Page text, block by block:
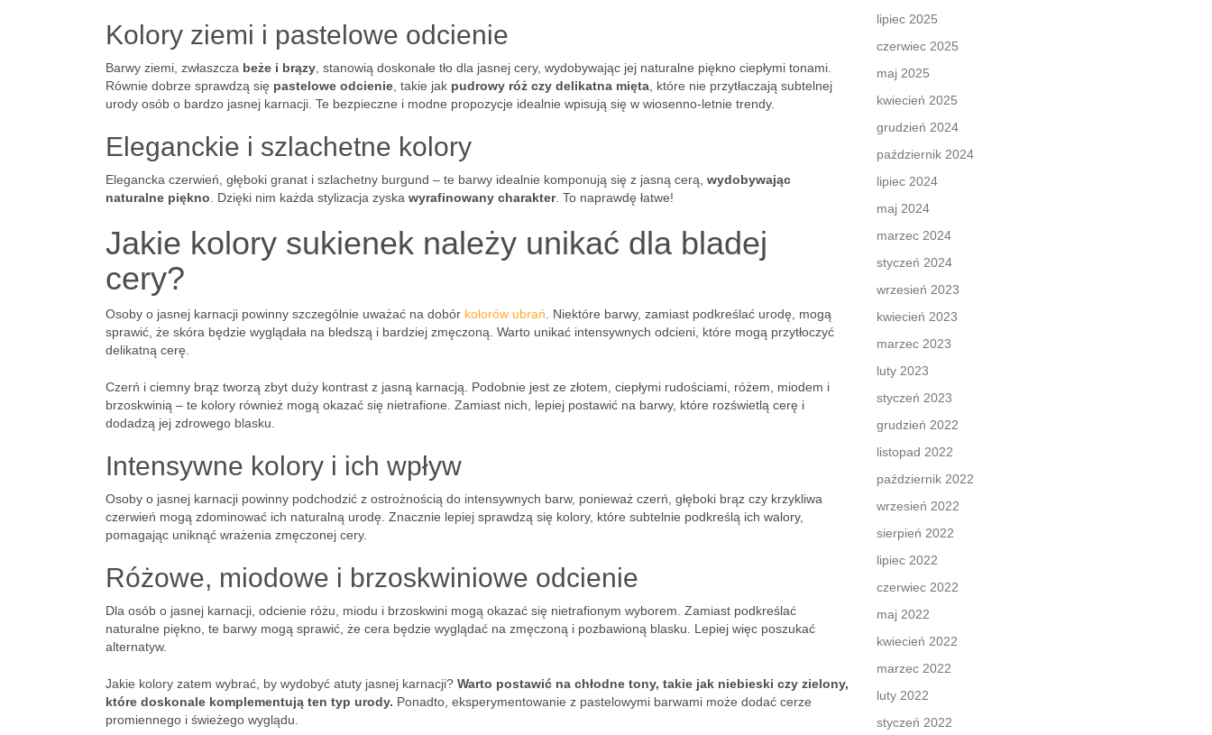
Kolory ziemi i pastelowe odcienie
Barwy ziemi, zwłaszcza beże i brązy , stanowią doskonałe tło dla jasnej cery, wydobywając jej naturalne piękno ciepłymi tonami.
Równie dobrze sprawdzą się pastelowe odcienie , takie jak pudrowy róż czy delikatna mięta , które nie przytłaczają subtelnej
urody osób o bardzo jasnej karnacji. Te bezpieczne i modne propozycje idealnie wpisują się w wiosenno-letnie trendy.
Eleganckie i szlachetne kolory
Elegancka czerwień, głęboki granat i szlachetny burgund – te barwy idealnie komponują się z jasną cerą, wydobywając
naturalne piękno . Dzięki nim każda stylizacja zyska wyrafinowany charakter. To naprawdę łatwe!
Jakie kolory sukienek należy unikać dla bladej
cery?
Osoby o jasnej karnacji powinny szczególnie uważać na dobór kolorów ubrań . Niektóre barwy, zamiast podkreślać urodę, mogą
sprawić, że skóra będzie wyglądała na bledszą i bardziej zmęczoną. Warto unikać intensywnych odcieni, które mogą przytłoczyć
delikatną cerę.
Czerń i ciemny brąz tworzą zbyt duży kontrast z jasną karnacją. Podobnie jest ze złotem, ciepłymi rudościami, różem, miodem i
brzoskwinią – te kolory również mogą okazać się nietrafione. Zamiast nich, lepiej postawić na barwy, które rozświetlą cerę i
dodadzą jej zdrowego blasku.
Intensywne kolory i ich wpływ
Osoby o jasnej karnacji powinny podchodzić z ostrożnością do intensywnych barw, ponieważ czerń, głęboki brąz czy krzykliwa
czerwień mogą zdominować ich naturalną urodę. Znacznie lepiej sprawdzą się kolory, które subtelnie podkreślą ich walory,
pomagając uniknąć wrażenia zmęczonej cery.
Różowe, miodowe i brzoskwiniowe odcienie
Dla osób o jasnej karnacji, odcienie różu, miodu i brzoskwini mogą okazać się nietrafionym wyborem. Zamiast podkreślać
naturalne piękno, te barwy mogą sprawić, że cera będzie wyglądać na zmęczoną i pozbawioną blasku. Lepiej więc poszukać
alternatyw.
Jakie kolory zatem wybrać, by wydobyć atuty jasnej karnacji? Warto postawić na chłodne tony, takie jak niebieski czy zielony,
które doskonale komplementują ten typ urody. Ponadto, eksperymentowanie z pastelowymi barwami może dodać cerze
promiennego i świeżego wyglądu.
lipiec 2025
czerwiec 2025
maj 2025
kwiecień 2025
grudzień 2024
październik 2024
lipiec 2024
maj 2024
marzec 2024
styczeń 2024
wrzesień 2023
kwiecień 2023
marzec 2023
luty 2023
styczeń 2023
grudzień 2022
listopad 2022
październik 2022
wrzesień 2022
sierpień 2022
lipiec 2022
czerwiec 2022
maj 2022
kwiecień 2022
marzec 2022
luty 2022
styczeń 2022